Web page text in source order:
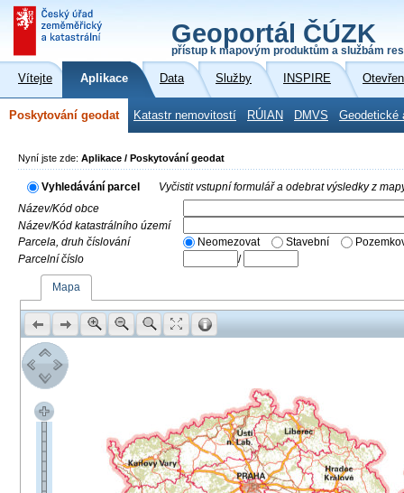
Geoportál ČÚZK
přístup k mapovým produktům a službám
Vítejte Aplikace Data Služby INSPIRE
Poskytování geodat Katastr nemovitostí RÚIAN DMVS Geodetické
Nyní jste zde: Aplikace / Poskytování geodat
Vyhledávání parcel
Vyčistit vstupní formulář a odebrat výsledky z
Název/Kód obce
Název/Kód katastrálního území
Parcela, druh číslování
Neomezovat Stavební
Parcelní číslo
/
Mapa